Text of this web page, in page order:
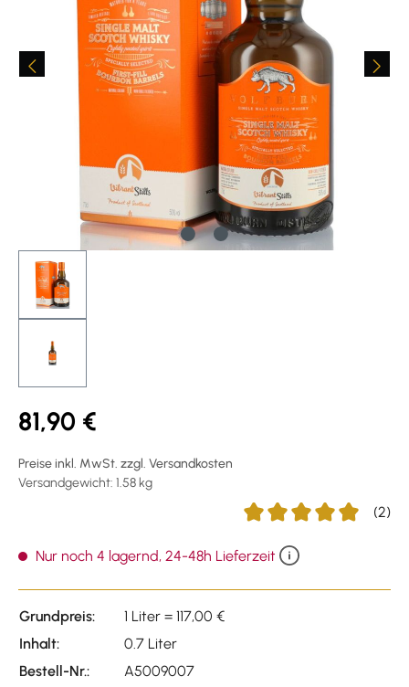
81,90 €
Preise inkl. MwSt. zzgl. Versandkosten
Versandgewicht: 1.58 kg
(2)
Nur noch 4 lagernd, 24-48h Lieferzeit
Grundpreis:
1 Liter = 117,00 €
Inhalt:
0.7 Liter
Bestell-Nr.:
A5009007